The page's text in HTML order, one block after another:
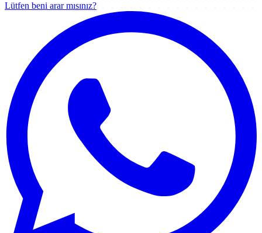
Lütfen beni arar mısınız?